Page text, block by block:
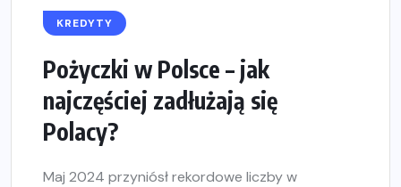
KREDYTY
Pożyczki w Polsce – jak
najczęściej zadłużają się
Polacy?
Maj 2024 przyniósł rekordowe liczby w